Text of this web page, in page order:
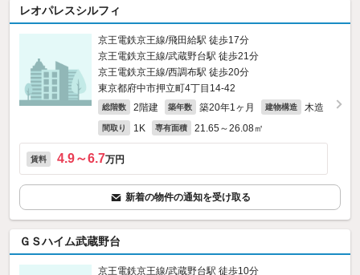
レオパレスシルフィ
京王電鉄京王線/飛田給駅 徒歩17分
京王電鉄京王線/武蔵野台駅 徒歩21分
京王電鉄京王線/西調布駅 徒歩20分
東京都府中市押立町4丁目14-42
総階数 2階建 築年数 築20年1ヶ月 建物構造 木造
間取り 1K 専有面積 21.65～26.08㎡
賃料 4.9～6.7万円
新着の物件の通知を受け取る
ＧＳハイム武蔵野台
京王電鉄京王線/武蔵野台駅 徒歩10分